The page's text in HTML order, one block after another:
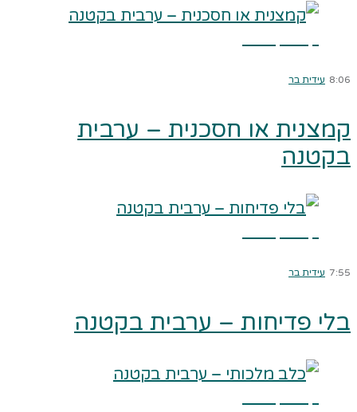
8:06 עידית בר
קמצנית או חסכנית – ערבית
בקטנה
7:55 עידית בר
בלי פדיחות – ערבית בקטנה